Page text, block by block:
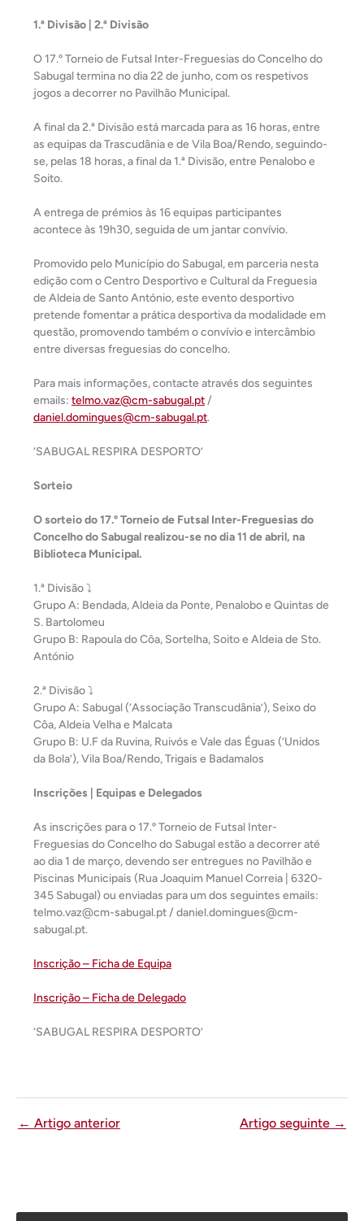
1.ª Divisão | 2.ª Divisão
O 17.º Torneio de Futsal Inter-Freguesias do Concelho do
Sabugal termina no dia 22 de junho, com os respetivos
jogos a decorrer no Pavilhão Municipal.
A final da 2.ª Divisão está marcada para as 16 horas, entre
as equipas da Trascudânia e de Vila Boa/Rendo, seguindo-
se, pelas 18 horas, a final da 1.ª Divisão, entre Penalobo e
Soito.
A entrega de prémios às 16 equipas participantes
acontece às 19h30, seguida de um jantar convívio.
Promovido pelo Município do Sabugal, em parceria nesta
edição com o Centro Desportivo e Cultural da Freguesia
de Aldeia de Santo António, este evento desportivo
pretende fomentar a prática desportiva da modalidade em
questão, promovendo também o convívio e intercâmbio
entre diversas freguesias do concelho.
Para mais informações, contacte através dos seguintes
emails: telmo.vaz@cm-sabugal.pt/
daniel.domingues@cm-sabugal.pt.
‘SABUGAL RESPIRA DESPORTO’
Sorteio
O sorteio do 17.º Torneio de Futsal Inter-Freguesias do
Concelho do Sabugal realizou-se no dia 11 de abril, na
Biblioteca Municipal.
1.ª Divisão ⤵
Grupo A: Bendada, Aldeia da Ponte, Penalobo e Quintas de
S. Bartolomeu
Grupo B: Rapoula do Côa, Sortelha, Soito e Aldeia de Sto.
António
2.ª Divisão ⤵
Grupo A: Sabugal (‘Associação Transcudânia’), Seixo do
Côa, Aldeia Velha e Malcata
Grupo B: U.F da Ruvina, Ruivós e Vale das Éguas (‘Unidos
da Bola’), Vila Boa/Rendo, Trigais e Badamalos
Inscrições | Equipas e Delegados
As inscrições para o 17.º Torneio de Futsal Inter-
Freguesias do Concelho do Sabugal estão a decorrer até
ao dia 1 de março, devendo ser entregues no Pavilhão e
Piscinas Municipais (Rua Joaquim Manuel Correia | 6320-
345 Sabugal) ou enviadas para um dos seguintes emails:
telmo.vaz@cm-sabugal.pt / daniel.domingues@cm-
sabugal.pt.
Inscrição – Ficha de Equipa
Inscrição – Ficha de Delegado
‘SABUGAL RESPIRA DESPORTO’
← Artigo anterior Artigo seguinte →